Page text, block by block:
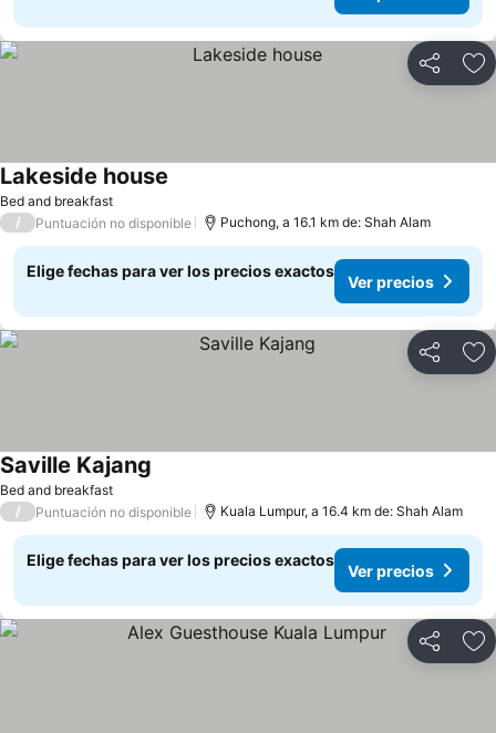
Compartir
Bed and breakfast
Lakeside house
/ Puntuación no disponible Puchong, a 16.1 km de: Shah Alam
Elige fechas para ver los precios exactos
Ver precios
Compartir
Bed and breakfast
Saville Kajang
/ Puntuación no disponible Kuala Lumpur, a 16.4 km de: Shah Alam
Elige fechas para ver los precios exactos
Ver precios
Compartir